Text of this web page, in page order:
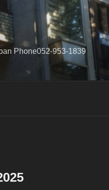
Phone052-953-1839